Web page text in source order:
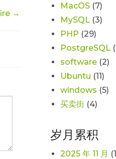
→
MacOS (7)
MySQL (3)
PHP (29)
PostgreSQL
software (2)
Ubuntu (11)
windows (5)
买卖街 (4)
岁月累积
2025 年 11 月